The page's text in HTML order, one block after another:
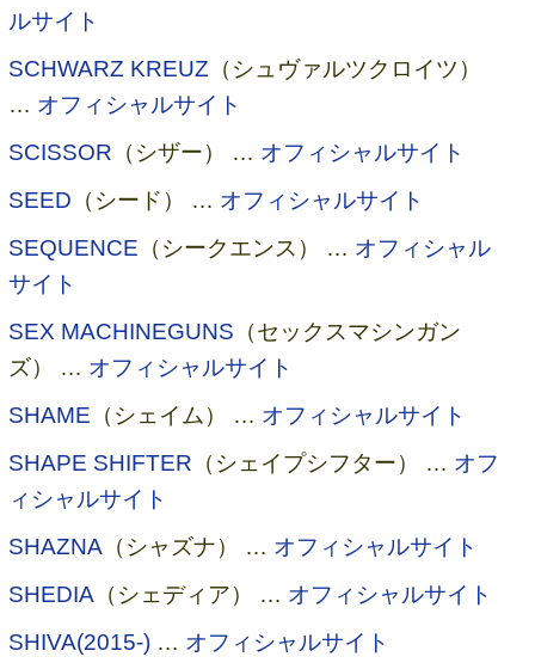
ルサイト
SCHWARZ KREUZ （シュヴァルツクロイツ）
… オフィシャルサイト
SCISSOR （シザー） … オフィシャルサイト
SEED （シード） … オフィシャルサイト
SEQUENCE （シークエンス） … オフィシャル
サイト
SEX MACHINEGUNS （セックスマシンガン
ズ） … オフィシャルサイト
SHAME （シェイム） … オフィシャルサイト
SHAPE SHIFTER （シェイプシフター） … オフ
ィシャルサイト
SHAZNA （シャズナ） … オフィシャルサイト
SHEDIA （シェディア） … オフィシャルサイト
SHIVA(2015-) … オフィシャルサイト